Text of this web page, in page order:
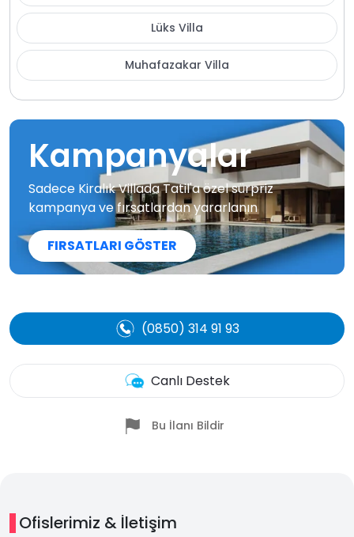
Lüks Villa
Muhafazakar Villa
Kampanyalar
Sadece Kiralık Villada Tatil'a özel sürpriz
kampanya ve fırsatlardan yararlanın
FIRSATLARI GÖSTER
(0850) 314 91 93
Canlı Destek
Bu İlanı Bildir
Ofislerimiz & İletişim